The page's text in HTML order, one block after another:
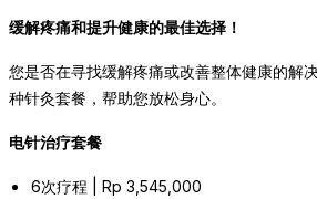
缓解疼痛和提升健康的最佳选择！
您是否在寻找缓解疼痛或改善整体健康的解
种针灸套餐，帮助您放松身心。
电针治疗套餐
6次疗程 | Rp 3,545,000